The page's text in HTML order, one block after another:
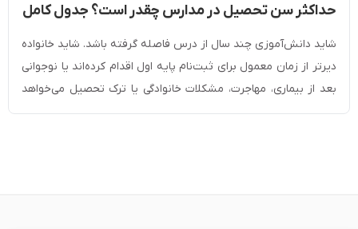
حداکثر سن تحصیل در مدارس چقدر است؟ جدول کامل
شرایط سنی ثبت‌نام
شاید دانش‌آموزی چند سال از درس فاصله گرفته باشد. شاید خانواده
دیرتر از زمان معمول برای ثبت‌نام پایه اول اقدام کرده‌اند یا نوجوانی
بعد از بیماری، مهاجرت، مشکلات خانوادگی یا ترک تحصیل می‌خواهد
دوباره به مدرسه برگردد. در چنین شرایطی سوال این است که حداکثر